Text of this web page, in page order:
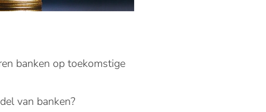
banken op toekomstige
van banken?